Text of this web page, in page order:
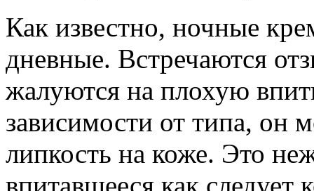
Как известно, ночные
дневные. Встречаются
жалуются на плохую
зависимости от типа, он
липкость на коже. Это
впитавшееся как следует